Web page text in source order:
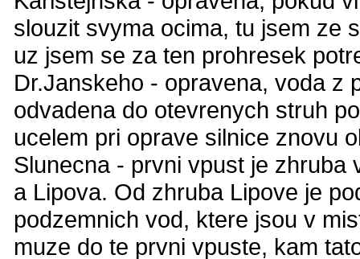
slouzit svyma ocima, tu jsem ze
uz jsem se za ten prohresek
Dr.Janskeho - opravena, voda z
odvadena do otevrenych struh
ucelem pri oprave silnice znovu
Slunecna - prvni vpust je zhruba
a Lipova. Od zhruba Lipove je
podzemnich vod, ktere jsou v
muze do te prvni vpuste, kam